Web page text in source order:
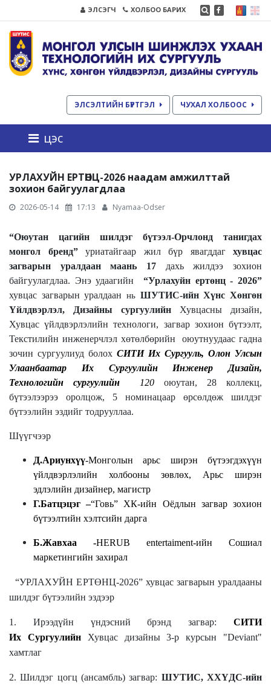
ЭЛСЭГЧ ХОЛБОО БАРИХ
ЭЛСЭЛТИЙН БҮРТГЭЛ ЧУХАЛ ХОЛБООС
цэс
УРЛАХУЙН ЕРТӨНЦ-2026 наадам амжилттай
зохион байгуулагдлаа
2026-05-14 17:13 Nyamaa-Odser
“Оюутан цагийн шилдэг бүтээл-Орчлонд танигдах
монгол бренд” уриатайгаар жил бүр явагддагхувцас
загварын уралдаан маань 17 дахь жилдээ зохион
байгуулагдлаа. Энэ удаагийн “Урлахуйн ертөнц - 2026”
хувцас загварын уралдаан нь ШУТИС-ийн Хүнс Хөнгөн
Үйлдвэрлэл, Дизайны сургуулийн Хувцасны дизайн,
Хувцас үйлдвэрлэлийн технологи, загвар зохион бүтээлт,
Текстилийн инженерчлэл хөтөлбөрийн оюутнуудаас гадна
зочин сургуулиуд болох СИТИ Их Сургууль, Олон Улсын
Улаанбаатар Их Сургуулийн
Инженер Дизайн,
Технологийн сургуулийн
120 оюутан, 28 коллекц,
бүтээлээрээ оролцож, 5 номинацаар өрсөлдөж шилдэг
бүтээлийн эздийг тодрууллаа.
Шүүгчээр
Д.Ариунхүү-Монголын арьс ширэн бүтээгдэхүүн
үйлдвэрлэлийн холбооны зөвлөх, Арьс ширэн
эдлэлийн дизайнер, магистр
Г.Батцэцэг –“Говь” ХК-ийн Оёдлын загвар зохион
бүтээлтийн хэлтсийн дарга
Б.Жавхаа -HERUB entertaiment-ийн Сошиал
маркетингийн захирал
“УРЛАХУЙН ЕРТӨНЦ-2026” хувцас загварын уралдааны
шилдэг бүтээлийн эздээр
1. Ирээдүйн үндэсний брэнд загвар: СИТИ
Их СургуулийнХувцас дизайны 3-р курсын "Deviant"
хамтлаг
2. Шилдэг цогц (ансамбль) загвар: ШУТИС, ХХҮДС-ийн